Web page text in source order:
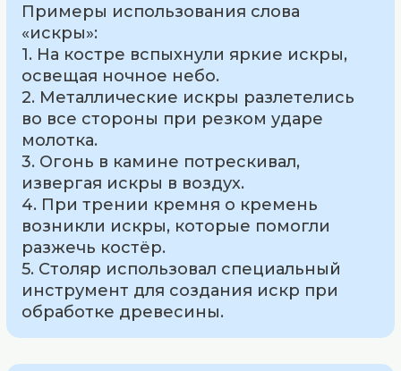
Примеры использования слова
«искры»:
1. На костре вспыхнули яркие искры,
освещая ночное небо.
2. Металлические искры разлетелись
во все стороны при резком ударе
молотка.
3. Огонь в камине потрескивал,
извергая искры в воздух.
4. При трении кремня о кремень
возникли искры, которые помогли
разжечь костёр.
5. Столяр использовал специальный
инструмент для создания искр при
обработке древесины.